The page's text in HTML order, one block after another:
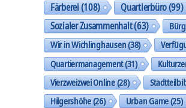
Färberei(108) Quartierbüro(99)
Sozialer Zusammenhalt(63)
Wir in Wichlinghausen(38)
Quartiermanagement(31)
Vierzweizwei Online(28)
Hilgershöhe(26) Urban Game(25)